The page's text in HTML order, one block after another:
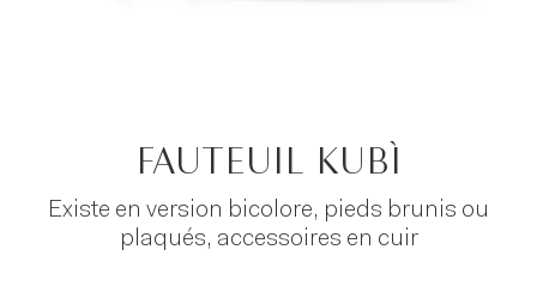
FAUTEUIL KUBÌ
Existe en version bicolore, pieds brunis ou
plaqués, accessoires en cuir